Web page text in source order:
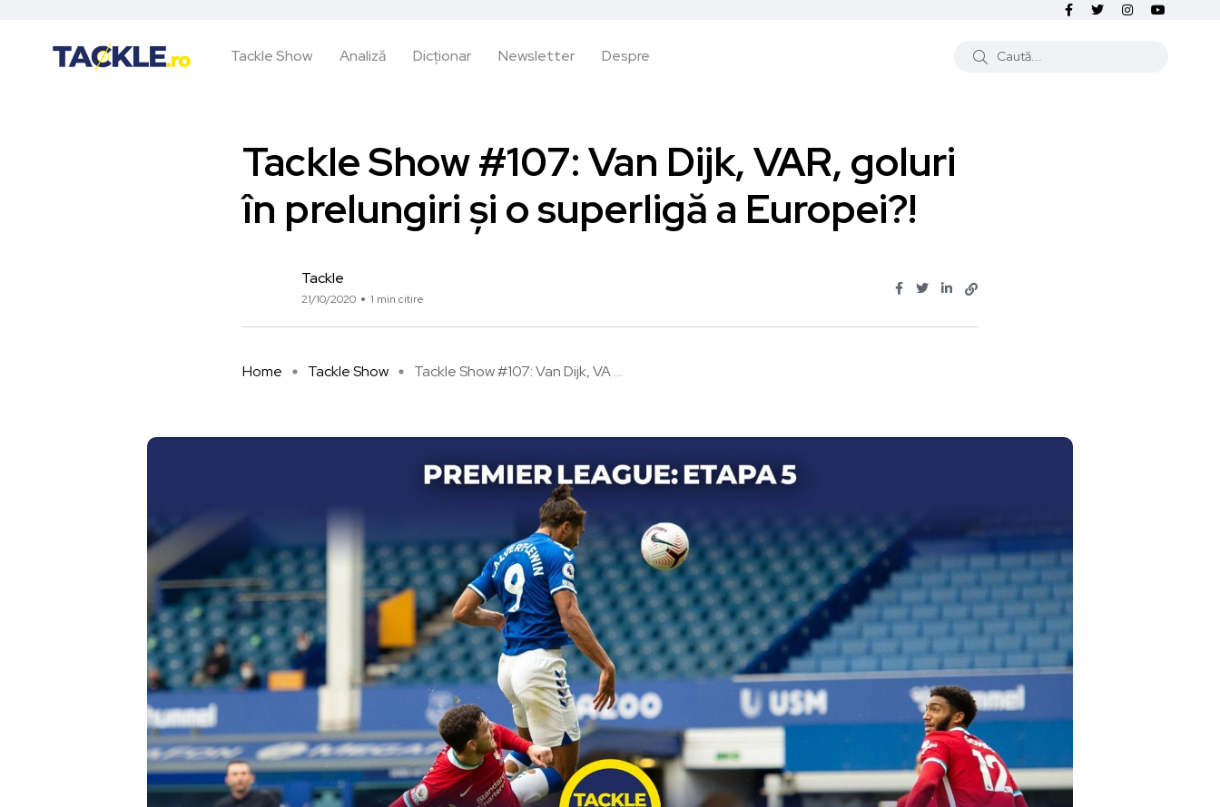
Tackle Show Analiză Dicționar Newsletter Despre
Tackle Show #107: Van Dijk, VAR, goluri
în prelungiri și o superligă a Europei?!
Tackle
21/10/2020 1 min citire
Home Tackle Show Tackle Show #107: Van Dijk, VA ...